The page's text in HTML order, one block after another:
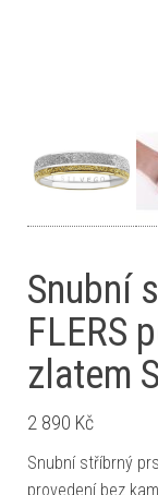
Snubní
FLERS
zlatem
2 890 Kč
Snubní stříbrný
provedení bez